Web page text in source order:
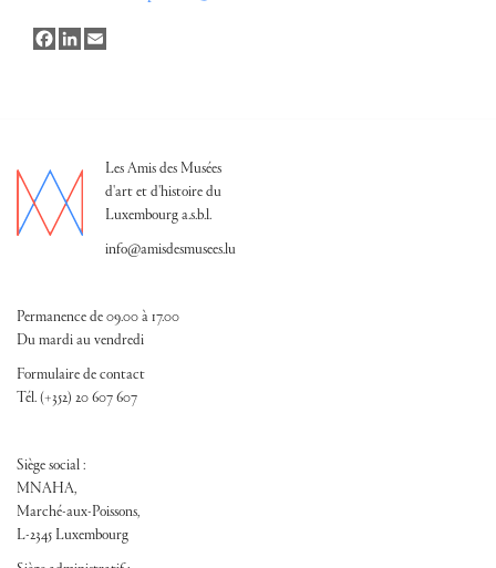
FacebookLinkedIn
Les Amis des Musées
d'art et d'histoire du
Luxembourg a.s.b.l.
info@amisdesmusees.lu
Permanence de 09.00 à 17.00
Du mardi au vendredi
Formulaire de contact
Tél. (+352) 20 607 607
Siège social :
MNAHA,
Marché-aux-Poissons,
L-2345 Luxembourg